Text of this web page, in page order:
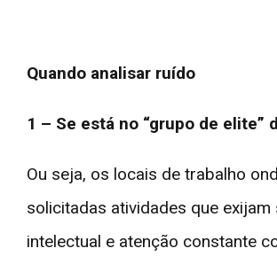
Quando analisar ruído
1 – Se está no “grupo de elite”
Ou seja, os locais de trabalho
solicitadas atividades que exijam
intelectual e atenção constante